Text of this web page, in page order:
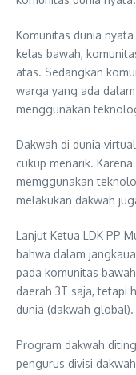
Komunitas dunia
kelas bawah,
atas. Sedangkan
warga yang ada
menggunakan
Dakwah di dunia
cukup menarik.
memggunakan
melakukan dakwah
Lanjut Ketua LDK PP
bahwa dalam
pada komunitas
daerah 3T saja, tetapi
dunia (dakwah global).
Program dakwah
pengurus divisi